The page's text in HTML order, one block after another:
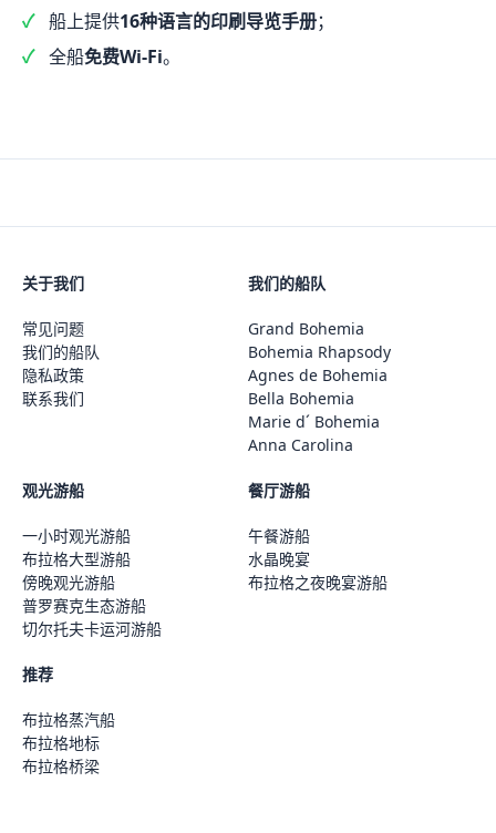
船上提供16种语言的印刷导览手册；
全船免费Wi-Fi。
关于我们
常见问题
我们的船队
隐私政策
联系我们
我们的船队
Grand Bohemia
Bohemia Rhapsody
Agnes de Bohemia
Bella Bohemia
Marie d´ Bohemia
Anna Carolina
观光游船
一小时观光游船
布拉格大型游船
傍晚观光游船
普罗赛克生态游船
切尔托夫卡运河游船
餐厅游船
午餐游船
水晶晚宴
布拉格之夜晚宴游船
推荐
布拉格蒸汽船
布拉格地标
布拉格桥梁